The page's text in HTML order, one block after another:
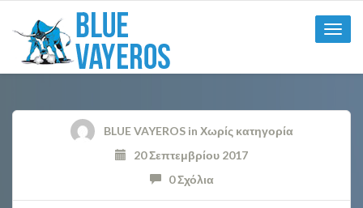
Toggle
BLUE VAYEROSin Χωρίς κατηγορία
20 Σεπτεμβρίου 2017
0 Σχόλια